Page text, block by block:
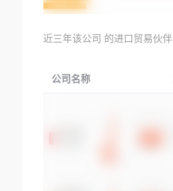
近三年该公司 的进口贸易伙
公司名称